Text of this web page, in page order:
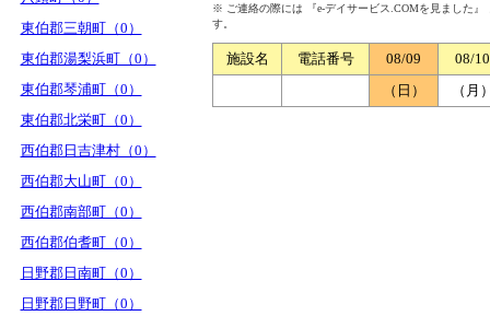
東伯郡三朝町（0）
東伯郡湯梨浜町（0）
東伯郡琴浦町（0）
東伯郡北栄町（0）
西伯郡日吉津村（0）
西伯郡大山町（0）
西伯郡南部町（0）
西伯郡伯耆町（0）
日野郡日南町（0）
日野郡日野町（0）
※ ご連絡の際には 『e-デイサービス.COMを見ました
す。
施設名 電話番号 08/09
08/10
（日）
（月